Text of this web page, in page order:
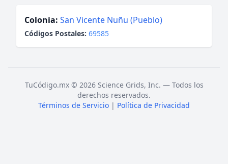
Colonia: San Vicente Nuñu (Pueblo)
Códigos Postales: 69585
TuCódigo.mx © 2026 Science Grids, Inc. — Todos los
derechos reservados.
Términos de Servicio | Política de Privacidad